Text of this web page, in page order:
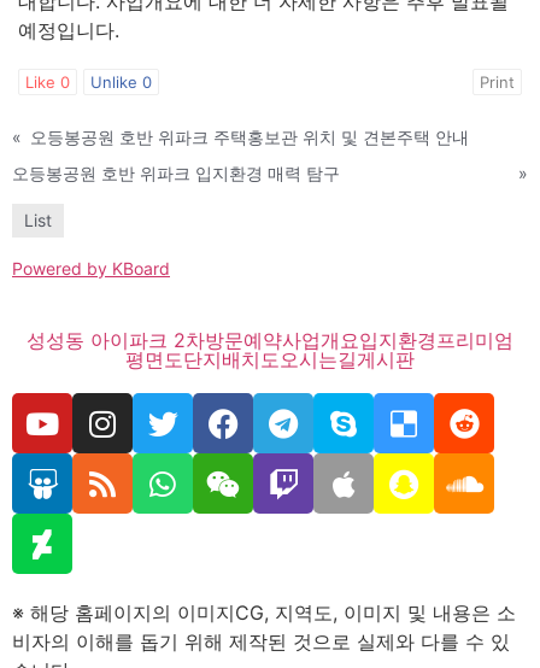
예정입니다.
Like 0 Unlike 0 Print
« 오등봉공원 호반 위파크 주택홍보관 위치 및 견본주택 안내
오등봉공원 호반 위파크 입지환경 매력 탐구
»
List
Powered by KBoard
성성동 아이파크 2차방문예약사업개요입지환경프리미엄
평면도단지배치도오시는길게시판
※ 해당 홈페이지의 이미지CG, 지역도, 이미지 및 내용은 소
비자의 이해를 돕기 위해 제작된 것으로 실제와 다를 수 있